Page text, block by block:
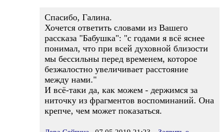
Спасибо, Галина.
Хочется ответить словами из Вашего
рассказа "Бабушка": "с годами я всё яснее
понимал, что при всей духовной близости
мы бессильны перед временем, которое
безжалостно увеличивает расстояние
между нами."
И всё-таки да, как можем - держимся за
ниточку из фрагментов воспоминаний. Она
крепче, чем может показаться.